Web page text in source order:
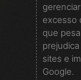
excesso
que
sites e
Google.